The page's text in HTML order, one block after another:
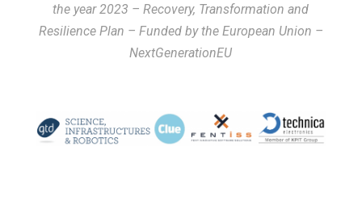
the year 2023 –Recovery, Transformation and
Resilience Plan – Funded by the European Union –
NextGenerationEU